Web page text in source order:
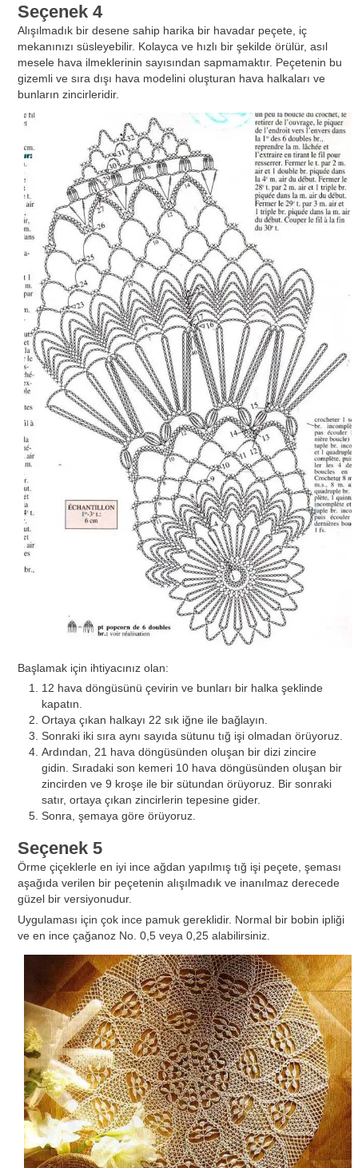
Seçenek 4
Alışılmadık bir desene sahip harika bir havadar peçete, iç
mekanınızı süsleyebilir. Kolayca ve hızlı bir şekilde örülür, asıl
mesele hava ilmeklerinin sayısından sapmamaktır. Peçetenin bu
gizemli ve sıra dışı hava modelini oluşturan hava halkaları ve
bunların zincirleridir.
Başlamak için ihtiyacınız olan:
12 hava döngüsünü çevirin ve bunları bir halka şeklinde
kapatın.
Ortaya çıkan halkayı 22 sık iğne ile bağlayın.
Sonraki iki sıra aynı sayıda sütunu tığ işi olmadan örüyoruz.
Ardından, 21 hava döngüsünden oluşan bir dizi zincire
gidin. Sıradaki son kemeri 10 hava döngüsünden oluşan bir
zincirden ve 9 kroşe ile bir sütundan örüyoruz. Bir sonraki
satır, ortaya çıkan zincirlerin tepesine gider.
Sonra, şemaya göre örüyoruz.
Seçenek 5
Örme çiçeklerle en iyi ince ağdan yapılmış tığ işi peçete, şeması
aşağıda verilen bir peçetenin alışılmadık ve inanılmaz derecede
güzel bir versiyonudur.
Uygulaması için çok ince pamuk gereklidir. Normal bir bobin ipliği
ve en ince çağanoz No. 0,5 veya 0,25 alabilirsiniz.